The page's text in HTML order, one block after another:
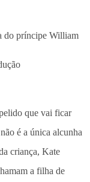
do príncipe William
que vai ficar
é a única alcunha
criança, Kate
a filha de